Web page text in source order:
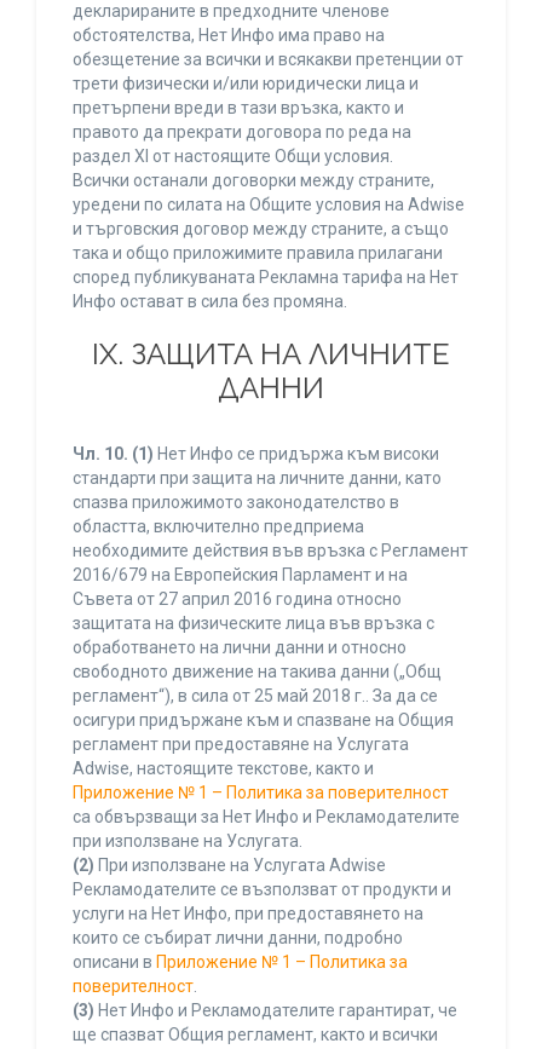
декларираните в предходните членове
обстоятелства, Нет Инфо има право на
обезщетение за всички и всякакви претенции от
трети физически и/или юридически лица и
претърпени вреди в тази връзка, както и
правото да прекрати договора по реда на
раздел XI от настоящите Общи условия.
Всички останали договорки между страните,
уредени по силата на Общите условия на Adwise
и търговския договор между страните, а също
така и общо приложимите правила прилагани
според публикуваната Рекламна тарифа на Нет
Инфо остават в сила без промяна.
IХ. ЗАЩИТА НА ЛИЧНИТЕ
ДАННИ
Чл. 10. (1) Нет Инфо се придържа към високи
стандарти при защита на личните данни, като
спазва приложимото законодателство в
областта, включително предприема
необходимите действия във връзка с Регламент
2016/679 на Европейския Парламент и на
Съвета от 27 април 2016 година относно
защитата на физическите лица във връзка с
обработването на лични данни и относно
свободното движение на такива данни („Общ
регламент“), в сила от 25 май 2018 г.. За да се
осигури придържане към и спазване на Общия
регламент при предоставяне на Услугата
Adwise, настоящите текстове, както и
Приложение № 1 – Политика за поверителност
са обвързващи за Нет Инфо и Рекламодателите
при използване на Услугата.
(2) При използване на Услугата Adwise
Рекламодателите се възползват от продукти и
услуги на Нет Инфо, при предоставянето на
които се събират лични данни, подробно
описани в Приложение № 1 – Политика за
поверителност.
(3) Нет Инфо и Рекламодателите гарантират, че
ще спазват Общия регламент, както и всички